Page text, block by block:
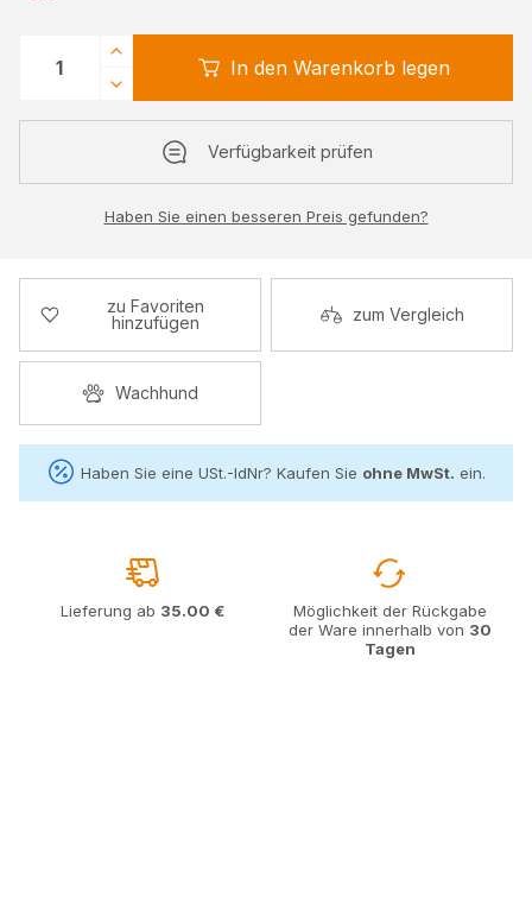
In den Warenkorb legen
Verfügbarkeit prüfen
Haben Sie einen besseren Preis gefunden?
zu Favoriten
hinzufügen
zum Vergleich
Wachhund
Haben Sie eine USt.-IdNr? Kaufen Sie ohne MwSt. ein.
Lieferung ab 35.00 €
Möglichkeit der Rückgabe
der Ware innerhalb von 30
Tagen